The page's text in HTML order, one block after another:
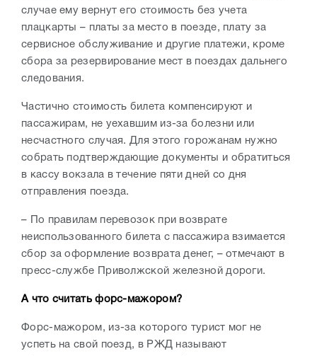
случае ему вернут его стоимость без учета
плацкарты – платы за место в поезде, плату за
сервисное обслуживание и другие платежи, кроме
сбора за резервирование мест в поездах дальнего
следования.
Частично стоимость билета компенсируют и
пассажирам, не уехавшим из-за болезни или
несчастного случая. Для этого горожанам нужно
собрать подтверждающие документы и обратиться
в кассу вокзала в течение пяти дней со дня
отправления поезда.
– По правилам перевозок при возврате
неиспользованного билета с пассажира взимается
сбор за оформление возврата денег, – отмечают в
пресс-службе Приволжской железной дороги.
А что считать форс-мажором?
Форс-мажором, из-за которого турист мог не
успеть на свой поезд, в РЖД называют